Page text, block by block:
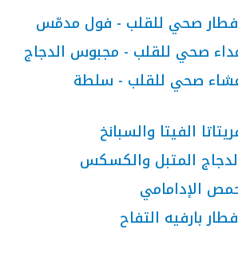
صحي للقلب - فول مدمّس
صحي للقلب - مجبوس الدجاج
صحي للقلب - سلطة
الفيتا والسبانخ
المتبل والكسكس
الإدامامي
بارفيه التفاح